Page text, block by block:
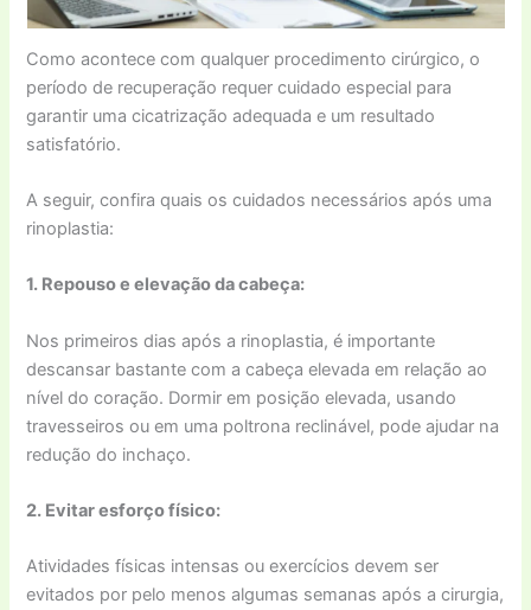
Como acontece com qualquer procedimento cirúrgico, o
período de recuperação requer cuidado especial para
garantir uma cicatrização adequada e um resultado
satisfatório.
A seguir, confira quais os cuidados necessários após uma
rinoplastia:
1. Repouso e elevação da cabeça:
Nos primeiros dias após a rinoplastia, é importante
descansar bastante com a cabeça elevada em relação ao
nível do coração. Dormir em posição elevada, usando
travesseiros ou em uma poltrona reclinável, pode ajudar na
redução do inchaço.
2. Evitar esforço físico:
Atividades físicas intensas ou exercícios devem ser
evitados por pelo menos algumas semanas após a cirurgia,